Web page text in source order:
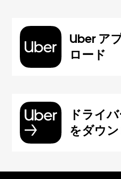
Uber ア
ロード
ドライ
をダウ